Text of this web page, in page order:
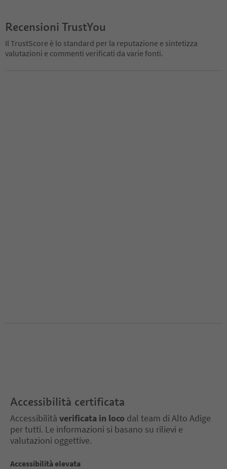
Recensioni TrustYou
Il TrustScore è lo standard per la reputazione e sintetizza
valutazioni e commenti verificati da varie fonti.
Accessibilità certificata
Accessibilità verificata in loco dal team di Alto Adige
per tutti. Le informazioni si basano su rilievi e
valutazioni oggettive.
Accessibilità elevata